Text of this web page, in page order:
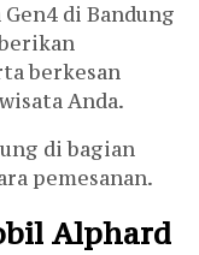
di Bandung
berkesan
Anda.
di bagian
pemesanan.
Alphard